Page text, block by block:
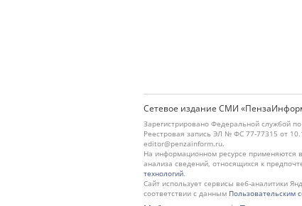
Сетевое издание СМИ
Зарегистрировано Федеральной службой
Реестровая запись ЭЛ № ФС 77-77315 от
editor@penzainform.ru.
На информационном ресурсе применяются
анализа сведений, относящихся к
технологий.
Сайт использует сервисы веб-аналитики
соответствии с данным Пользовательским